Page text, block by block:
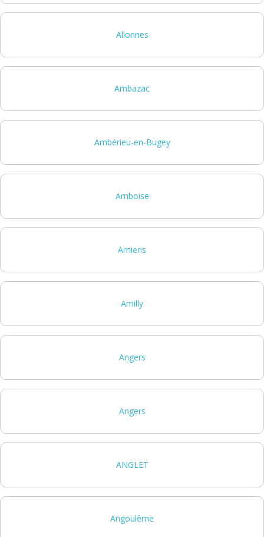
Allonnes
Ambazac
Ambérieu-en-Bugey
Amboise
Amiens
Amilly
Angers
Angers
ANGLET
Angoulême